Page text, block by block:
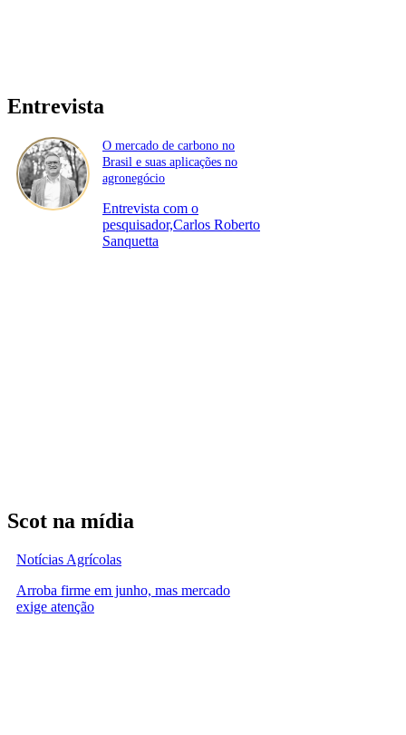
Entrevista
O mercado de carbono no
Brasil e suas aplicações no
agronegócio
Entrevista com o
pesquisador,Carlos Roberto
Sanquetta
Scot na mídia
Notícias Agrícolas
Arroba firme em junho, mas mercado
exige atenção